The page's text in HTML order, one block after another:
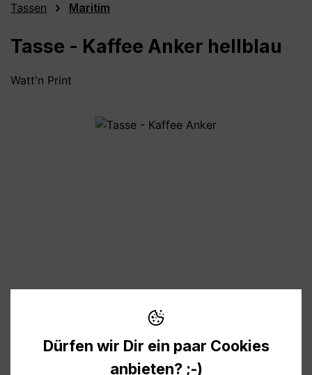
Tassen Maritim
Tasse - Kaffee Anker hellblau
Watt'n Print
Bildergalerie überspringen
Preise inkl. MwSt. zzgl. Versandkosten
Verfügbar, Lieferzeit: 1-3 Tage
Dürfen wir Dir ein paar Cookies
anbieten? ;-)